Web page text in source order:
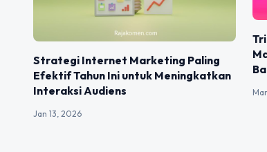
Strategi Internet Marketing Paling
Efektif Tahun Ini untuk Meningkatkan
Interaksi Audiens
Jan 13, 2026